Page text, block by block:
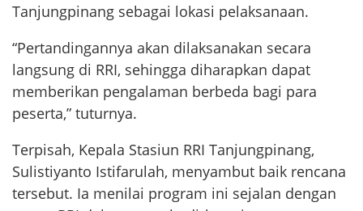
Tanjungpinang sebagai lokasi pelaksanaan.
“Pertandingannya akan dilaksanakan secara
langsung di RRI, sehingga diharapkan dapat
memberikan pengalaman berbeda bagi para
peserta,” tuturnya.
Terpisah, Kepala Stasiun RRI Tanjungpinang,
Sulistiyanto Istifarulah, menyambut baik rencana
tersebut. Ia menilai program ini sejalan dengan